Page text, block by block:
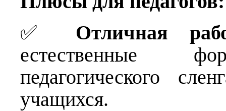
✅ Отличная
естественные
педагогического
учащихся.